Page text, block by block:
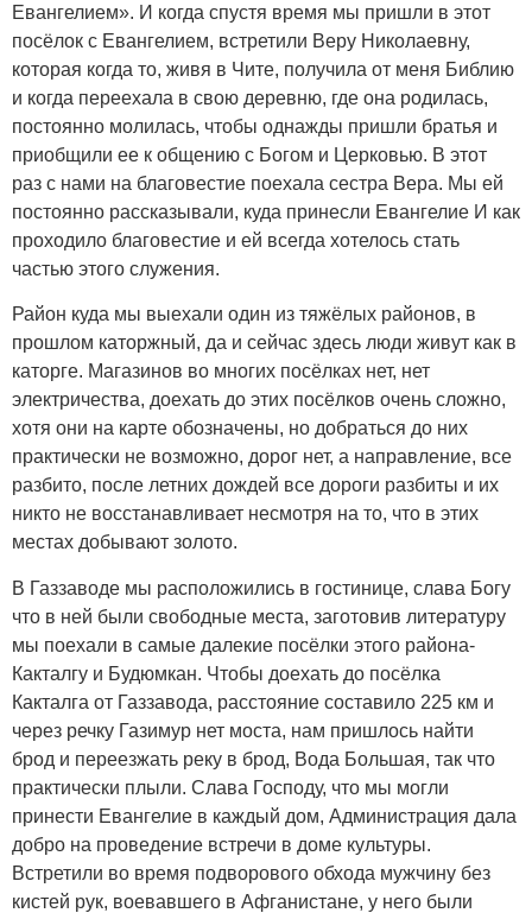
Евангелием». И когда спустя время мы пришли в этот
посёлок с Евангелием, встретили Веру Николаевну,
которая когда то, живя в Чите, получила от меня Библию
и когда переехала в свою деревню, где она родилась,
постоянно молилась, чтобы однажды пришли братья и
приобщили ее к общению с Богом и Церковью. В этот
раз с нами на благовестие поехала сестра Вера. Мы ей
постоянно рассказывали, куда принесли Евангелие И как
проходило благовестие и ей всегда хотелось стать
частью этого служения.
Район куда мы выехали один из тяжёлых районов, в
прошлом каторжный, да и сейчас здесь люди живут как в
каторге. Магазинов во многих посёлках нет, нет
электричества, доехать до этих посёлков очень сложно,
хотя они на карте обозначены, но добраться до них
практически не возможно, дорог нет, а направление, все
разбито, после летних дождей все дороги разбиты и их
никто не восстанавливает несмотря на то, что в этих
местах добывают золото.
В Газзаводе мы расположились в гостинице, слава Богу
что в ней были свободные места, заготовив литературу
мы поехали в самые далекие посёлки этого района-
Какталгу и Будюмкан. Чтобы доехать до посёлка
Какталга от Газзавода, расстояние составило 225 км и
через речку Газимур нет моста, нам пришлось найти
брод и переезжать реку в брод, Вода Большая, так что
практически плыли. Слава Господу, что мы могли
принести Евангелие в каждый дом, Администрация дала
добро на проведение встречи в доме культуры.
Встретили во время подворового обхода мужчину без
кистей рук, воевавшего в Афганистане, у него были